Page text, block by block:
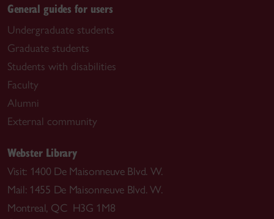
General guides for users
Undergraduate students
Graduate students
Students with disabilities
Faculty
Alumni
External community
Webster Library
Visit: 1400 De Maisonneuve Blvd. W.
Mail: 1455 De Maisonneuve Blvd. W.
Montreal, QC H3G 1M8